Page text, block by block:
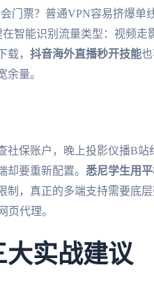
门票？普通VPN容易挤爆单
在智能识别流量类型：视频
载， 抖音海外直播秒开技能
余量。
社保账户，晚上投影仪播B
却要重新配置。 悉尼学生用
，真正的多端支持需要底
页代理。
大实战建议